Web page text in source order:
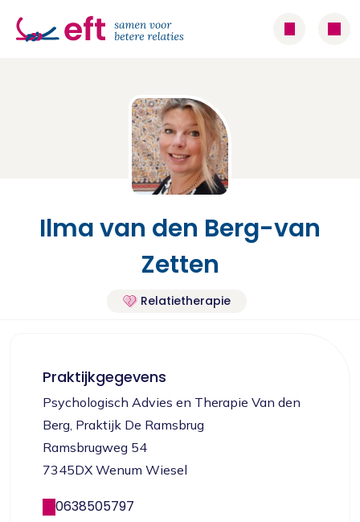
Ilma van den Berg-van
Zetten
Relatietherapie
Praktijkgegevens
Psychologisch Advies en Therapie Van den
Berg, Praktijk De Ramsbrug
Ramsbrugweg 54
7345DX Wenum Wiesel
0638505797